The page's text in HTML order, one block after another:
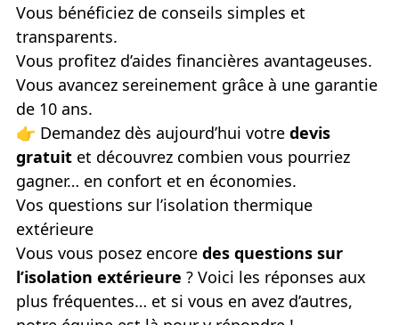
Vous bénéficiez de conseils simples et
transparents.
Vous profitez d’aides financières avantageuses.
Vous avancez sereinement grâce à une garantie
de 10 ans.
👉 Demandez dès aujourd’hui votre devis
gratuit et découvrez combien vous pourriez
gagner… en confort et en économies.
Vos questions sur l’isolation thermique
extérieure
Vous vous posez encore des questions sur
l’isolation extérieure ? Voici les réponses aux
plus fréquentes… et si vous en avez d’autres,